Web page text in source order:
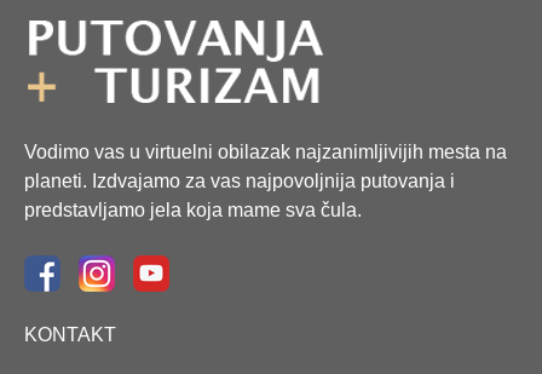
Vodimo vas u virtuelni obilazak najzanimljivijih mesta na
planeti. Izdvajamo za vas najpovoljnija putovanja i
predstavljamo jela koja mame sva čula.
KONTAKT